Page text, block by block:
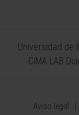
Universidad de
CIMA LAB
Aviso legal